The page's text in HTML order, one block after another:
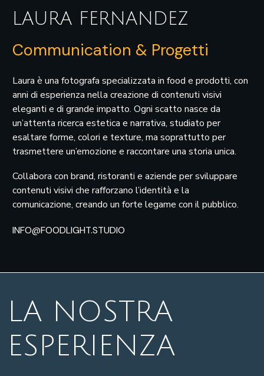
LAURA FERNANDEZ
Communication & Progetti
Laura è una fotografa specializzata in food e prodotti, con
anni di esperienza nella creazione di contenuti visivi
eleganti e di grande impatto. Ogni scatto nasce da
un’attenta ricerca estetica e narrativa, studiato per
esaltare forme, colori e texture, ma soprattutto per
trasmettere un’emozione e raccontare una storia unica.
Collabora con brand, ristoranti e aziende per sviluppare
contenuti visivi che rafforzano l’identità e la
comunicazione, creando un forte legame con il pubblico.
INFO@FOODLIGHT.STUDIO
LA NOSTRA
ESPERIENZA